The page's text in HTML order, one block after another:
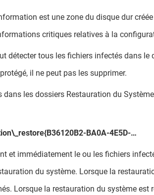
est une zone du disque dur
critiques relatives à la
détecter tous les fichiers infectés dans
il ne peut pas les supprimer.
dans les dossiers Restauration du
BA0A-4E5D-…
et immédiatement le ou les fichiers
du système. Lorsque la
Lorsque la restauration du système est